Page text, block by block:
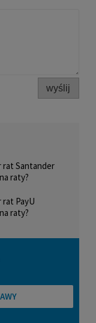
wyślij
rat Santander
raty?
rat PayU
raty?